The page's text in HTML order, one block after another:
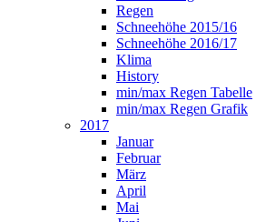
Regen
Schneehöhe 2015/16
Schneehöhe 2016/17
Klima
History
min/max Regen Tabelle
min/max Regen Grafik
2017
Januar
Februar
März
April
Mai